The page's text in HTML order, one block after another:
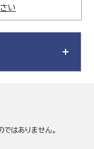
い
ではありません。